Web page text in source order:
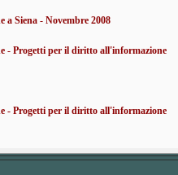
Siena - Novembre 2008
- Progetti per il diritto all'informazione
- Progetti per il diritto all'informazione